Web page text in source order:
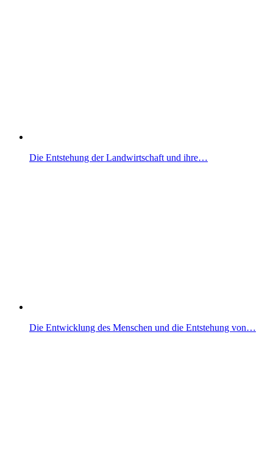
Die Entstehung der Landwirtschaft und ihre…
Die Entwicklung des Menschen und die Entstehung von…